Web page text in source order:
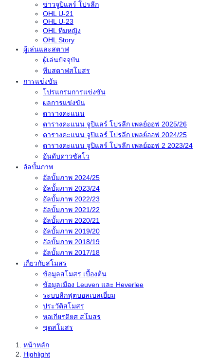
ข่าวจูปิแลร์ โปรลีก
OHL U-21
OHL U-23
OHL ทีมหญิง
OHL Story
ผู้เล่นและสตาฟ
ผู้เล่นปัจจุบัน
ทีมสตาฟสโมสร
การแข่งขัน
โปรแกรมการแข่งขัน
ผลการแข่งขัน
ตารางคะแนน
ตารางคะแนน จูปิแลร์ โปรลีก เพลย์ออฟ 2025/26
ตารางคะแนน จูปิแลร์ โปรลีก เพลย์ออฟ 2024/25
ตารางคะแนน จูปิแลร์ โปรลีก เพลย์ออฟ 2 2023/24
อันดับดาวซัลโว
อัลบั้มภาพ
อัลบั้มภาพ 2024/25
อัลบั้มภาพ 2023/24
อัลบั้มภาพ 2022/23
อัลบั้มภาพ 2021/22
อัลบั้มภาพ 2020/21
อัลบั้มภาพ 2019/20
อัลบั้มภาพ 2018/19
อัลบั้มภาพ 2017/18
เกี่ยวกับสโมสร
ข้อมูลสโมสร เบื้องต้น
ข้อมูลเมือง Leuven และ Heverlee
ระบบลีกฟุตบอลเบลเยี่ยม
ประวัติสโมสร
หอเกียรติยศ สโมสร
ชุดสโมสร
หน้าหลัก
Highlight